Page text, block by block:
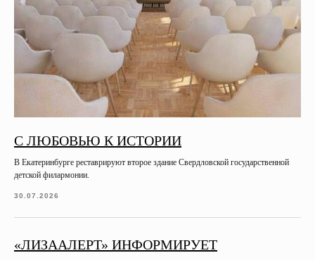
С ЛЮБОВЬЮ К ИСТОРИИ
В Екатеринбурге реставрируют второе здание Свердловской государственной
детской филармонии.
30.07.2026
«ЛИЗААЛЕРТ» ИНФОРМИРУЕТ